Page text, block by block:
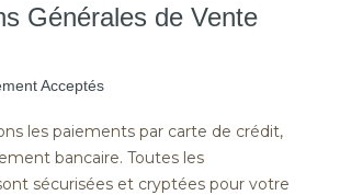
Générales de Vente
Acceptés
les paiements par carte de crédit,
bancaire. Toutes les
sécurisées et cryptées pour votre